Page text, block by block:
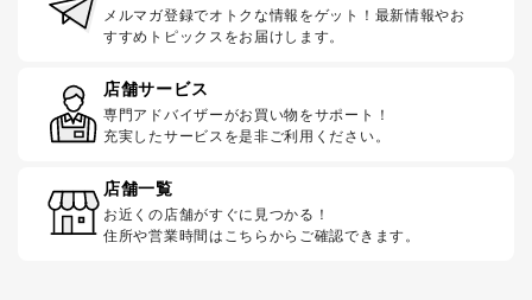
メルマガ登録でオトクな情報をゲット！最新情報やお
すすめトピックスをお届けします。
店舗サービス
専門アドバイザーがお買い物をサポート！
充実したサービスを是非ご利用ください。
店舗一覧
お近くの店舗がすぐに見つかる！
住所や営業時間はこちらからご確認できます。